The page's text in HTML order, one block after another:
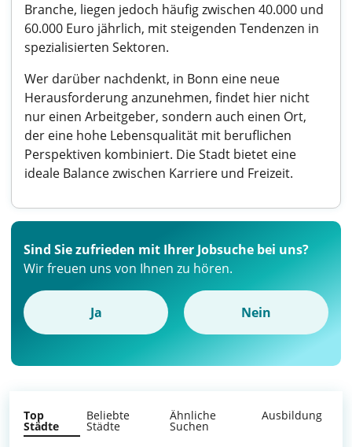
Branche, liegen jedoch häufig zwischen 40.000 und
60.000 Euro jährlich, mit steigenden Tendenzen in
spezialisierten Sektoren.
Wer darüber nachdenkt, in Bonn eine neue
Herausforderung anzunehmen, findet hier nicht
nur einen Arbeitgeber, sondern auch einen Ort,
der eine hohe Lebensqualität mit beruflichen
Perspektiven kombiniert. Die Stadt bietet eine
ideale Balance zwischen Karriere und Freizeit.
Sind Sie zufrieden mit Ihrer Jobsuche bei uns?
Wir freuen uns von Ihnen zu hören.
Ja Nein
Top
Städte
Beliebte
Städte
Ähnliche
Suchen
Ausbildung